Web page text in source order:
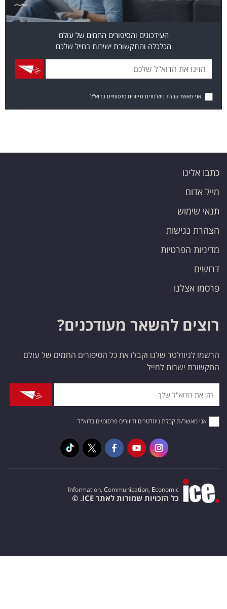
העידכונים והסיפורים החמים של עולם
הכלכלה והתקשורת ישירות במייל שלכם
אני מאשר קבלת ניוזלטרים ודיוורים פרסומיים בדוא"ל
כתבו אלינו
מייל אדום
תנאי שימוש
הצהרת נגישות
מדיניות הפרטיות
דרושים
פרסמו אצלנו
רוצים להשאר מעודכנים?
הרשמו לניוזלטר שלנו וקבלו את כל הסיפורים החמים של עולם
התקשורת ישרות למייל
אני מאשר/ת קבלת ניוזלטרים ודיוורים פרסומיים בדוא"ל
Information, Communication, Economic
כל הזכויות שמורות לאתר ICE. ©